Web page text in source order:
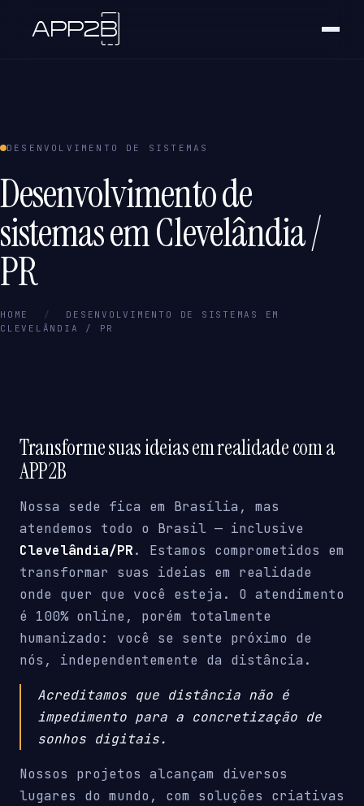
DESENVOLVIMENTO DE SISTEMAS
Desenvolvimento de
sistemas em Clevelândia /
PR
HOME /
DESENVOLVIMENTO DE SISTEMAS EM
CLEVELÂNDIA / PR
Transforme suas ideias em realidade com a
APP2B
Nossa sede fica em Brasília, mas
atendemos todo o Brasil — inclusive
Clevelândia/PR. Estamos comprometidos em
transformar suas ideias em realidade
onde quer que você esteja. O atendimento
é 100% online, porém totalmente
humanizado: você se sente próximo de
nós, independentemente da distância.
Acreditamos que distância não é
impedimento para a concretização de
sonhos digitais.
Nossos projetos alcançam diversos
lugares do mundo, com soluções criativas